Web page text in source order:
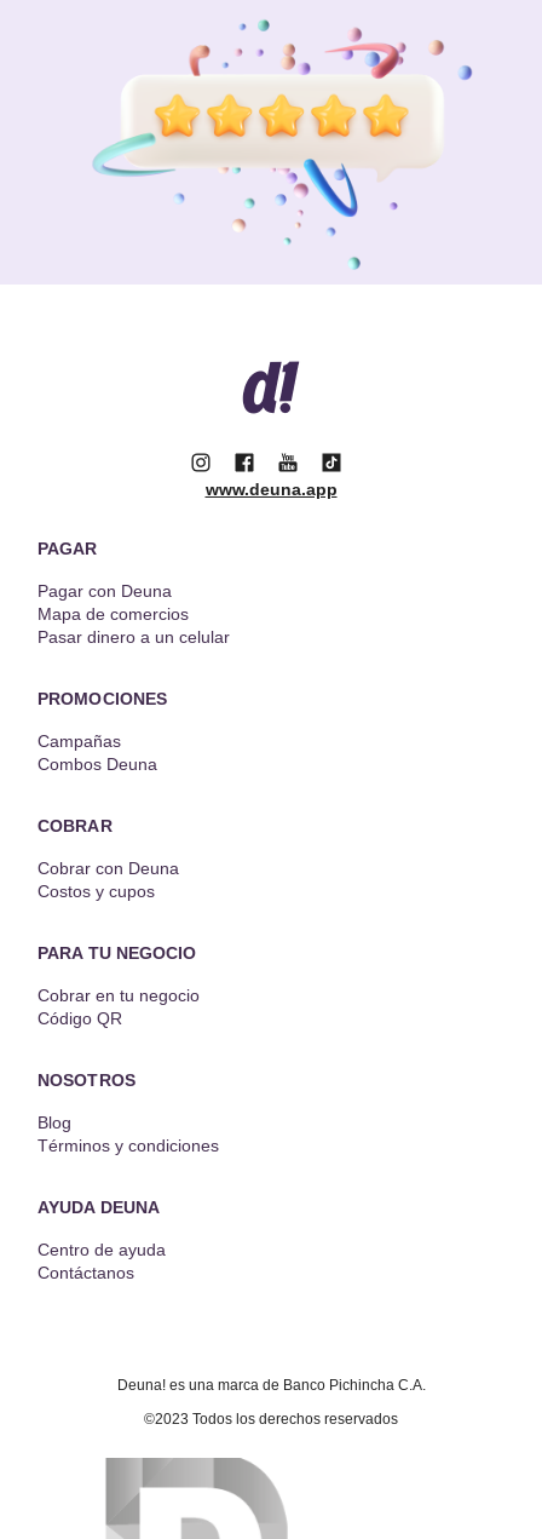
www.deuna.app
PAGAR
Pagar con Deuna
Mapa de comercios
Pasar dinero a un celular
PROMOCIONES
Campañas
Combos Deuna
COBRAR
Cobrar con Deuna
Costos y cupos
PARA TU NEGOCIO
Cobrar en tu negocio
Código QR
NOSOTROS
Blog
Términos y condiciones
AYUDA DEUNA
Centro de ayuda
Contáctanos
Deuna! es una marca de Banco Pichincha C.A.
©2023 Todos los derechos reservados